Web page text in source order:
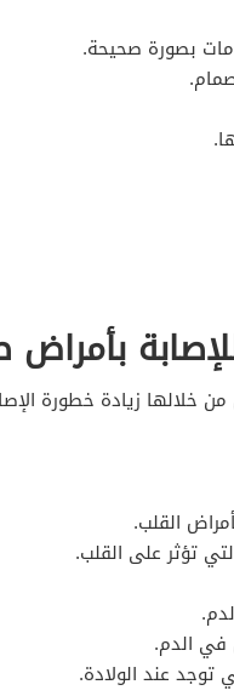
بصورة صحيحة.
خلالها زيادة خطورة
القلب.
تؤثر على القلب.
في الدم.
توجد عند الولادة.